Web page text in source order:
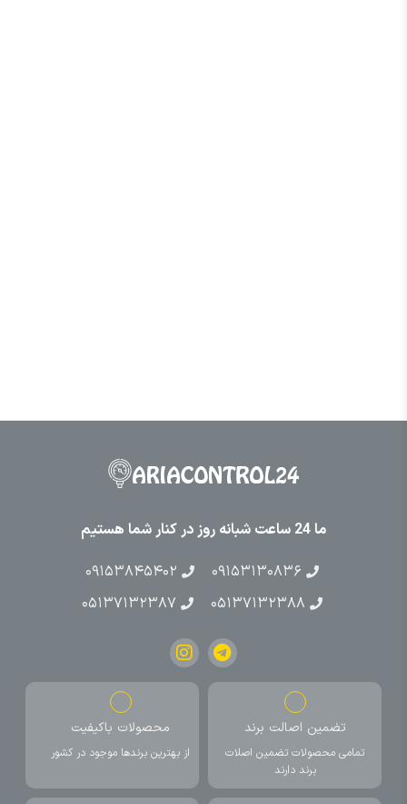
ما 24 ساعت شبانه روز در کنار شما هستیم
۰۹۱۵۳۱۳۰۸۳۶
۰۹۱۵۳۸۴۵۴۰۲
۰۵۱۳۷۱۳۲۳۸۸
۰۵۱۳۷۱۳۲۳۸۷
تضمین اصالت برند
تمامی محصولات تضمین اصلات
برند دارند
محصولات باکیفیت
از بهترین برندها موجود در کشور